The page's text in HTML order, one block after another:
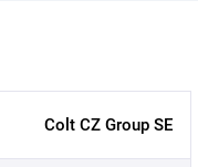
Colt CZ Group SE